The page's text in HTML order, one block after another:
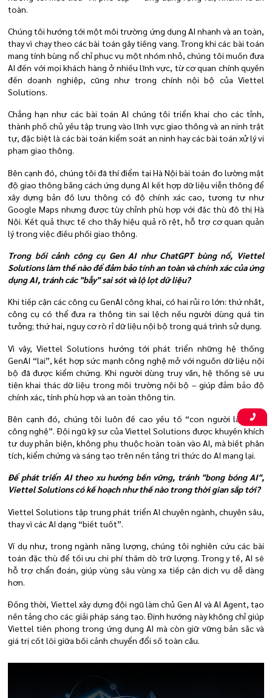
toàn.
Chúng tôi hướng tới một môi trường ứng dụng AI nhanh và an toàn,
thay vì chạy theo các bài toán gây tiếng vang. Trong khi các bài toán
mang tính bùng nổ chỉ phục vụ một nhóm nhỏ, chúng tôi muốn đưa
AI đến với mọi khách hàng ở nhiều lĩnh vực, từ cơ quan chính quyền
đến doanh nghiệp, cũng như trong chính nội bộ của Viettel
Solutions.
Chẳng hạn như các bài toán AI chúng tôi triển khai cho các tỉnh,
thành phố chủ yếu tập trung vào lĩnh vực giao thông và an ninh trật
tự, đặc biệt là các bài toán kiểm soát an ninh hay các bài toán xử lý vi
phạm giao thông.
Bên cạnh đó, chúng tôi đã thí điểm tại Hà Nội bài toán đo lường mật
độ giao thông bằng cách ứng dụng AI kết hợp dữ liệu viễn thông để
xây dựng bản đồ lưu thông có độ chính xác cao, tương tự như
Google Maps nhưng được tùy chỉnh phù hợp với đặc thù đô thị Hà
Nội. Kết quả thực tế cho thấy hiệu quả rõ rệt, hỗ trợ cơ quan quản
lý trong việc điều phối giao thông.
Trong bối cảnh công cụ Gen AI như ChatGPT bùng nổ, Viettel
Solutions làm thế nào để đảm bảo tính an toàn và chính xác của ứng
dụng AI, tránh các "bẫy" sai sót và lộ lọt dữ liệu?
Khi tiếp cận các công cụ GenAI công khai, có hai rủi ro lớn: thứ nhất,
công cụ có thể đưa ra thông tin sai lệch nếu người dùng quá tin
tưởng; thứ hai, nguy cơ rò rỉ dữ liệu nội bộ trong quá trình sử dụng.
Vì vậy, Viettel Solutions hướng tới phát triển những hệ thống
GenAI “lai”, kết hợp sức mạnh công nghệ mở với nguồn dữ liệu nội
bộ đã được kiểm chứng. Khi người dùng truy vấn, hệ thống sẽ ưu
tiên khai thác dữ liệu trong môi trường nội bộ – giúp đảm bảo độ
chính xác, tính phù hợp và an toàn thông tin.
Bên cạnh đó, chúng tôi luôn đề cao yếu tố “con người làm chủ
công nghệ”. Đội ngũ kỹ sư của Viettel Solutions được khuyến khích
tư duy phản biện, không phụ thuộc hoàn toàn vào AI, mà biết phân
tích, kiểm chứng và sáng tạo trên nền tảng tri thức do AI mang lại.
Để phát triển AI theo xu hướng bền vững, tránh "bong bóng AI",
Viettel Solutions có kế hoạch như thế nào trong thời gian sắp tới?
Viettel Solutions tập trung phát triển AI chuyên ngành, chuyên sâu,
thay vì các AI dạng “biết tuốt”.
Ví dụ như, trong ngành năng lượng, chúng tôi nghiên cứu các bài
toán đặc thù để tối ưu chi phí thăm dò trữ lượng. Trong y tế, AI sẽ
hỗ trợ chẩn đoán, giúp vùng sâu vùng xa tiếp cận dịch vụ dễ dàng
hơn.
Đồng thời, Viettel xây dựng đội ngũ làm chủ Gen AI và AI Agent, tạo
nền tảng cho các giải pháp sáng tạo. Định hướng này không chỉ giúp
Viettel tiên phong trong ứng dụng AI mà còn giữ vững bản sắc và
giá trị cốt lõi giữa bối cảnh chuyển đổi số toàn cầu.